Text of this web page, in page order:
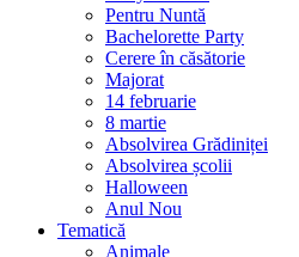
Pentru Nuntă
Bachelorette Party
Cerere în căsătorie
Majorat
14 februarie
8 martie
Absolvirea Grădiniței
Absolvirea școlii
Halloween
Anul Nou
Tematică
Animale